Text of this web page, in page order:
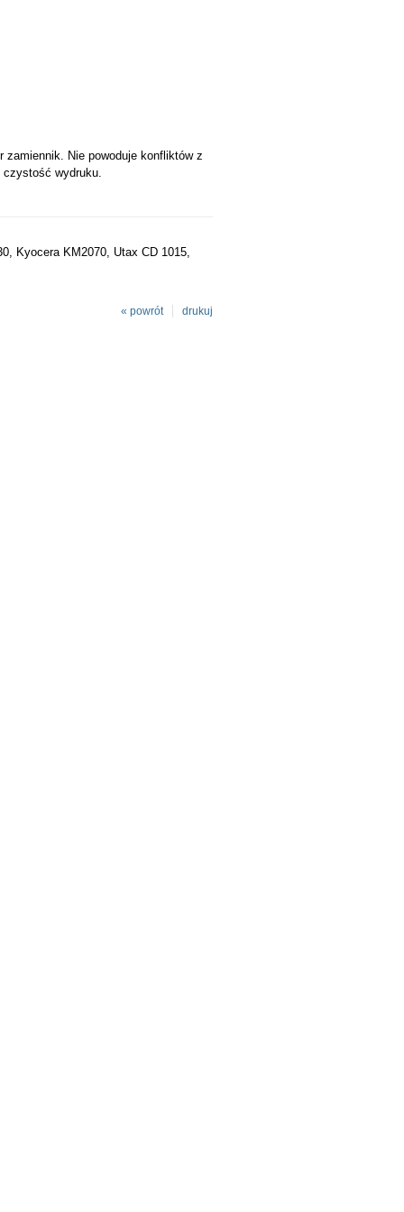
Nie powoduje konfliktów z
czystość wydruku.
Kyocera KM2070, Utax CD 1015,
drukuj
« powrót